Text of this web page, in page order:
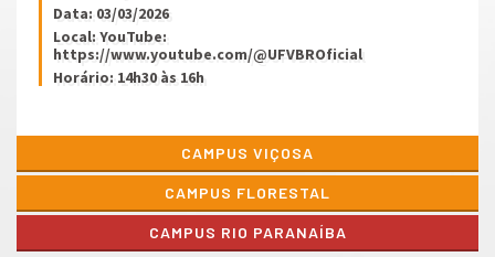
Data: 03/03/2026
Local: YouTube:
https://www.youtube.com/@UFVBROficial
Horário: 14h30 às 16h
CAMPUS VIÇOSA
CAMPUS FLORESTAL
CAMPUS RIO PARANAÍBA